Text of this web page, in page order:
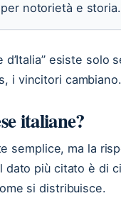
notorietà e storia.
d’Italia” esiste
i vincitori cambiano.
italiane?
semplice, ma la
dato più citato è di
si distribuisce.